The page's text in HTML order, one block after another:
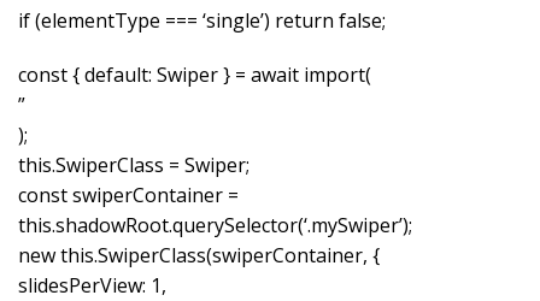
if (elementType === ‘single’) return false;
const { default: Swiper } = await import(
”
);
this.SwiperClass = Swiper;
const swiperContainer =
this.shadowRoot.querySelector(‘.mySwiper’);
new this.SwiperClass(swiperContainer, {
slidesPerView: 1,